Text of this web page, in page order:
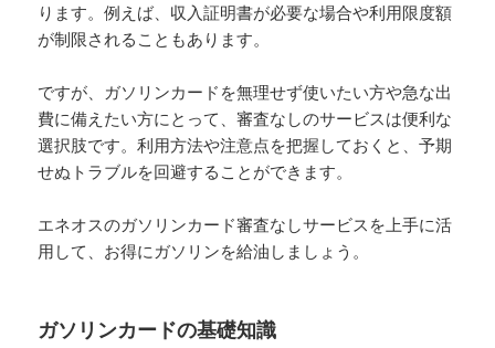
ります。例えば、収入証明書が必要な場合や利用限度額
が制限されることもあります。
ですが、ガソリンカードを無理せず使いたい方や急な出
費に備えたい方にとって、審査なしのサービスは便利な
選択肢です。利用方法や注意点を把握しておくと、予期
せぬトラブルを回避することができます。
エネオスのガソリンカード審査なしサービスを上手に活
用して、お得にガソリンを給油しましょう。
ガソリンカードの基礎知識